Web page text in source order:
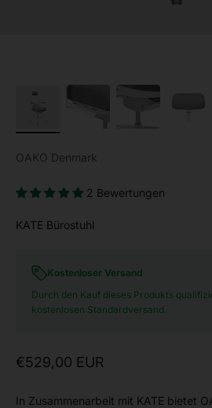
OAKO Denmark
2 Bewertungen
KATE Bürostuhl
Kostenloser Versand
Durch den Kauf dieses Produkts
kostenlosen Standardversand.
Angebot
€529,00 EUR
In Zusammenarbeit mit KATE bietet